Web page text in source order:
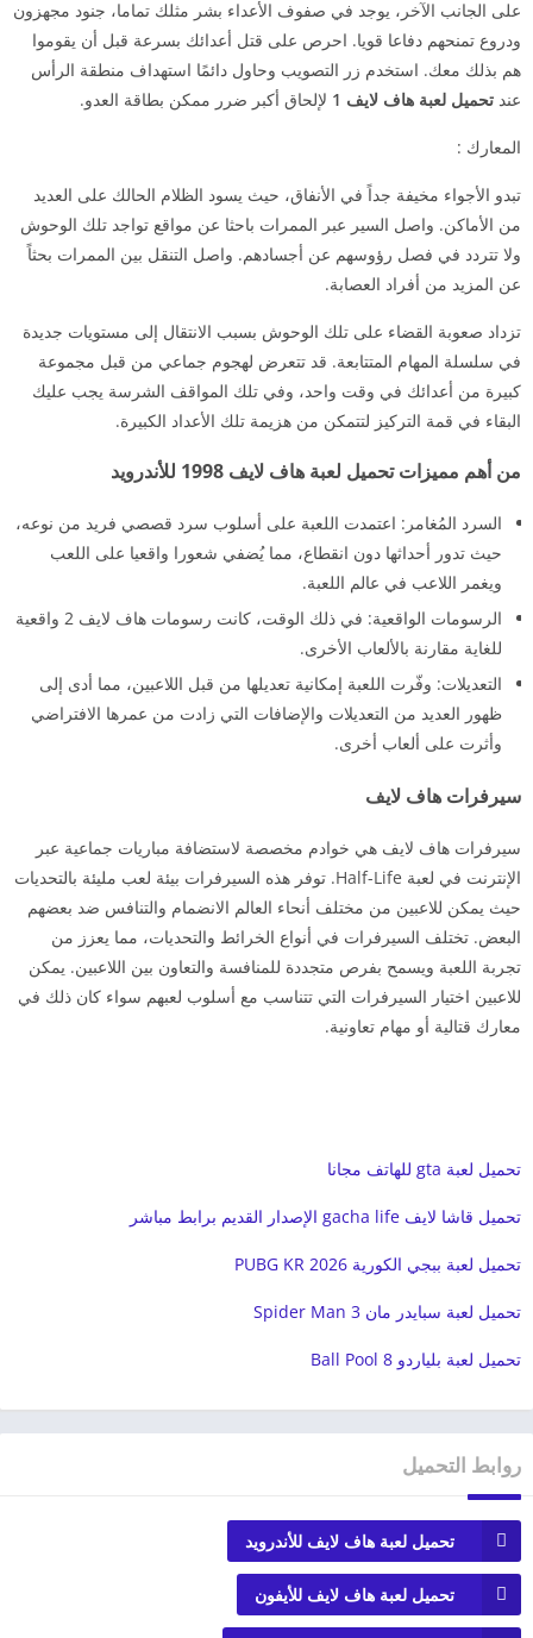
على الجانب الآخر، يوجد في صفوف الأعداء بشر مثلك تماما، جنود مجهزون
ودروع تمنحهم دفاعا قويا. احرص على قتل أعدائك بسرعة قبل أن يقوموا
هم بذلك معك. استخدم زر التصويب وحاول دائمًا استهداف منطقة الرأس
عند تحميل لعبة هاف لايف 1 لإلحاق أكبر ضرر ممكن بطاقة العدو.
المعارك :
تبدو الأجواء مخيفة جداً في الأنفاق، حيث يسود الظلام الحالك على العديد
من الأماكن. واصل السير عبر الممرات باحثا عن مواقع تواجد تلك الوحوش
ولا تتردد في فصل رؤوسهم عن أجسادهم. واصل التنقل بين الممرات بحثاً
عن المزيد من أفراد العصابة.
تزداد صعوبة القضاء على تلك الوحوش بسبب الانتقال إلى مستويات جديدة
في سلسلة المهام المتتابعة. قد تتعرض لهجوم جماعي من قبل مجموعة
كبيرة من أعدائك في وقت واحد، وفي تلك المواقف الشرسة يجب عليك
البقاء في قمة التركيز لتتمكن من هزيمة تلك الأعداد الكبيرة.
من أهم مميزات تحميل لعبة هاف لايف 1998 للأندرويد
السرد المُغامر: اعتمدت اللعبة على أسلوب سرد قصصي فريد من نوعه،
حيث تدور أحداثها دون انقطاع، مما يُضفي شعورا واقعيا على اللعب
ويغمر اللاعب في عالم اللعبة.
الرسومات الواقعية: في ذلك الوقت، كانت رسومات هاف لايف 2 واقعية
للغاية مقارنة بالألعاب الأخرى.
التعديلات: وفّرت اللعبة إمكانية تعديلها من قبل اللاعبين، مما أدى إلى
ظهور العديد من التعديلات والإضافات التي زادت من عمرها الافتراضي
وأثرت على ألعاب أخرى.
سيرفرات هاف لايف
سيرفرات هاف لايف هي خوادم مخصصة لاستضافة مباريات جماعية عبر
الإنترنت في لعبة Half-Life. توفر هذه السيرفرات بيئة لعب مليئة بالتحديات
حيث يمكن للاعبين من مختلف أنحاء العالم الانضمام والتنافس ضد بعضهم
البعض. تختلف السيرفرات في أنواع الخرائط والتحديات، مما يعزز من
تجربة اللعبة ويسمح بفرص متجددة للمنافسة والتعاون بين اللاعبين. يمكن
للاعبين اختيار السيرفرات التي تتناسب مع أسلوب لعبهم سواء كان ذلك في
معارك قتالية أو مهام تعاونية.
تحميل لعبة gta للهاتف مجانا
تحميل قاشا لايف gacha life الإصدار القديم برابط مباشر
تحميل لعبة ببجي الكورية PUBG KR 2026
تحميل لعبة سبايدر مان 3 Spider Man
تحميل لعبة بلياردو 8 Ball Pool
روابط التحميل
تحميل لعبة هاف لايف للأندرويد
تحميل لعبة هاف لايف للأيفون